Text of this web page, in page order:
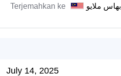
Terjemahkan ke بهاس ملايو
July 14, 2025